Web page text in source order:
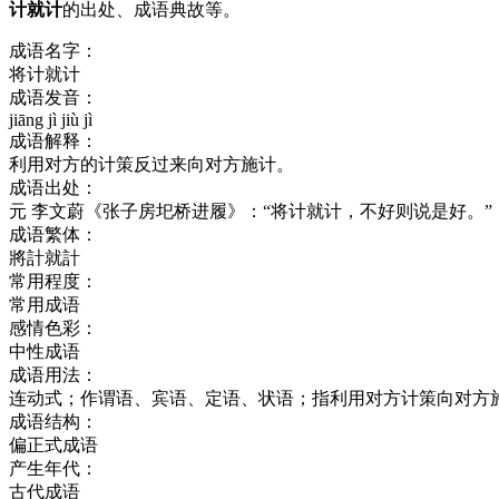
计就计的出处、成语典故等。
成语名字：
将计就计
成语发音：
jiāng jì jiù jì
成语解释：
利用对方的计策反过来向对方施计。
成语出处：
元 李文蔚《张子房圯桥进履》：“将计就计，不好则说是好。”
成语繁体：
將計就計
常用程度：
常用成语
感情色彩：
中性成语
成语用法：
连动式；作谓语、宾语、定语、状语；指利用对方计策向对方
成语结构：
偏正式成语
产生年代：
古代成语